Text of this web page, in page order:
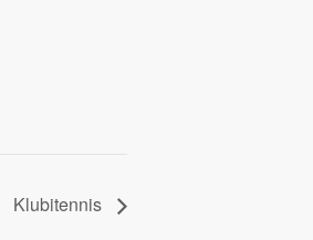
Klubitennis